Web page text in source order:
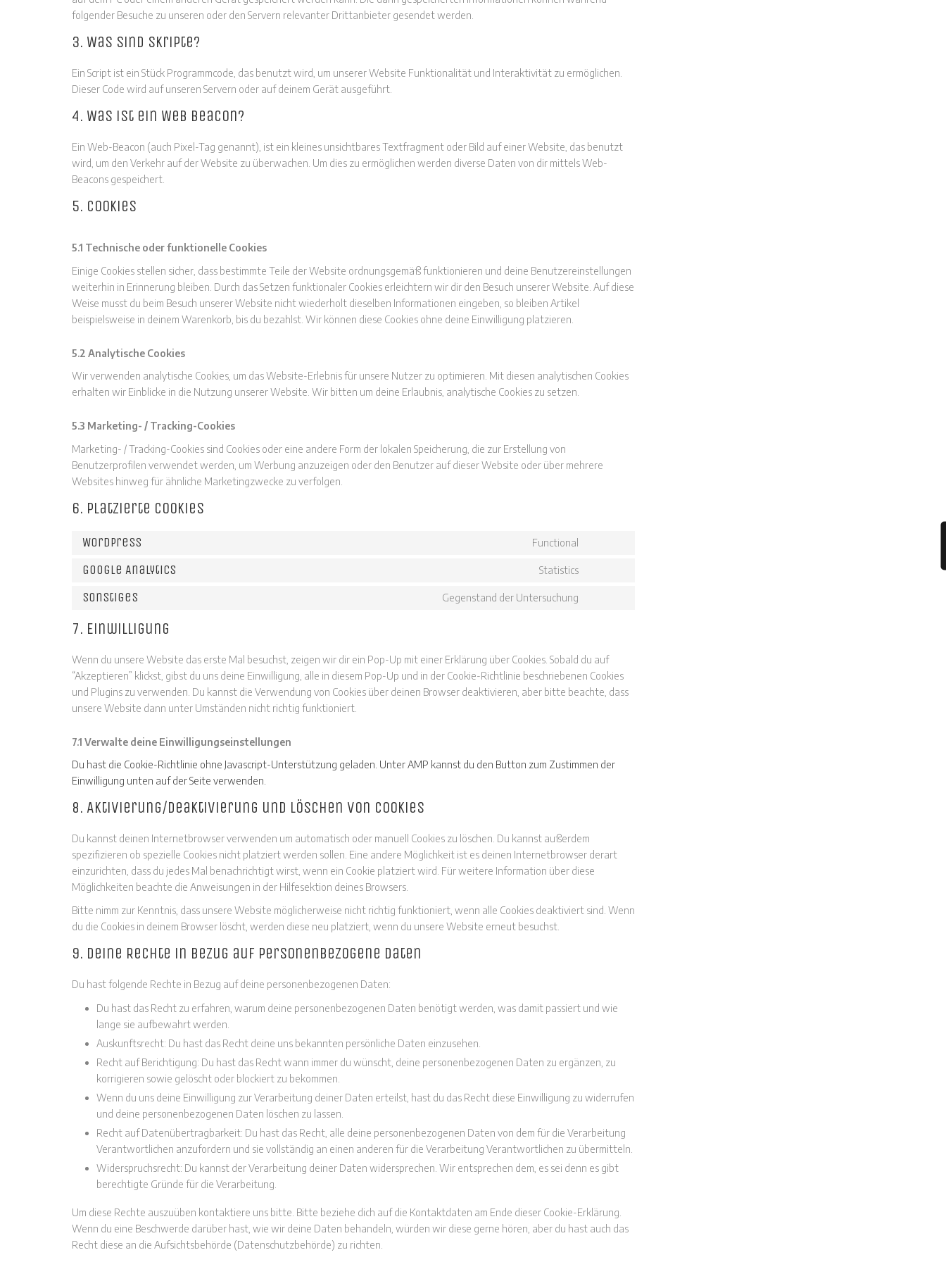
folgender Besuche zu unseren oder den Servern relevanter Drittanbieter gesendet werden.
3. Was sind Skripte?
Ein Script ist ein Stück Programmcode, das benutzt wird, um unserer Website Funktionalität und Interaktivität zu ermöglichen.
Dieser Code wird auf unseren Servern oder auf deinem Gerät ausgeführt.
4. Was ist ein Web Beacon?
Ein Web-Beacon (auch Pixel-Tag genannt), ist ein kleines unsichtbares Textfragment oder Bild auf einer Website, das benutzt
wird, um den Verkehr auf der Website zu überwachen. Um dies zu ermöglichen werden diverse Daten von dir mittels Web-
Beacons gespeichert.
5. Cookies
5.1 Technische oder funktionelle Cookies
Einige Cookies stellen sicher, dass bestimmte Teile der Website ordnungsgemäß funktionieren und deine Benutzereinstellungen
weiterhin in Erinnerung bleiben. Durch das Setzen funktionaler Cookies erleichtern wir dir den Besuch unserer Website. Auf diese
Weise musst du beim Besuch unserer Website nicht wiederholt dieselben Informationen eingeben, so bleiben Artikel
beispielsweise in deinem Warenkorb, bis du bezahlst. Wir können diese Cookies ohne deine Einwilligung platzieren.
5.2 Analytische Cookies
Wir verwenden analytische Cookies, um das Website-Erlebnis für unsere Nutzer zu optimieren. Mit diesen analytischen Cookies
erhalten wir Einblicke in die Nutzung unserer Website. Wir bitten um deine Erlaubnis, analytische Cookies zu setzen.
5.3 Marketing- / Tracking-Cookies
Marketing- / Tracking-Cookies sind Cookies oder eine andere Form der lokalen Speicherung, die zur Erstellung von
Benutzerprofilen verwendet werden, um Werbung anzuzeigen oder den Benutzer auf dieser Website oder über mehrere
Websites hinweg für ähnliche Marketingzwecke zu verfolgen.
6. Platzierte Cookies
WordPress Functional
Google Analytics Statistics
Sonstiges Gegenstand der Untersuchung
7. Einwilligung
Wenn du unsere Website das erste Mal besuchst, zeigen wir dir ein Pop-Up mit einer Erklärung über Cookies. Sobald du auf
“Akzeptieren” klickst, gibst du uns deine Einwilligung, alle in diesem Pop-Up und in der Cookie-Richtlinie beschriebenen Cookies
und Plugins zu verwenden. Du kannst die Verwendung von Cookies über deinen Browser deaktivieren, aber bitte beachte, dass
unsere Website dann unter Umständen nicht richtig funktioniert.
7.1 Verwalte deine Einwilligungseinstellungen
Du hast die Cookie-Richtlinie ohne Javascript-Unterstützung geladen. Unter AMP kannst du den Button zum Zustimmen der
Einwilligung unten auf der Seite verwenden.
8. Aktivierung/Deaktivierung und Löschen von Cookies
Du kannst deinen Internetbrowser verwenden um automatisch oder manuell Cookies zu löschen. Du kannst außerdem
spezifizieren ob spezielle Cookies nicht platziert werden sollen. Eine andere Möglichkeit ist es deinen Internetbrowser derart
einzurichten, dass du jedes Mal benachrichtigt wirst, wenn ein Cookie platziert wird. Für weitere Information über diese
Möglichkeiten beachte die Anweisungen in der Hilfesektion deines Browsers.
Bitte nimm zur Kenntnis, dass unsere Website möglicherweise nicht richtig funktioniert, wenn alle Cookies deaktiviert sind. Wenn
du die Cookies in deinem Browser löscht, werden diese neu platziert, wenn du unsere Website erneut besuchst.
9. Deine Rechte in Bezug auf personenbezogene Daten
Du hast folgende Rechte in Bezug auf deine personenbezogenen Daten:
Du hast das Recht zu erfahren, warum deine personenbezogenen Daten benötigt werden, was damit passiert und wie
lange sie aufbewahrt werden.
Auskunftsrecht: Du hast das Recht deine uns bekannten persönliche Daten einzusehen.
Recht auf Berichtigung: Du hast das Recht wann immer du wünscht, deine personenbezogenen Daten zu ergänzen, zu
korrigieren sowie gelöscht oder blockiert zu bekommen.
Wenn du uns deine Einwilligung zur Verarbeitung deiner Daten erteilst, hast du das Recht diese Einwilligung zu widerrufen
und deine personenbezogenen Daten löschen zu lassen.
Recht auf Datenübertragbarkeit: Du hast das Recht, alle deine personenbezogenen Daten von dem für die Verarbeitung
Verantwortlichen anzufordern und sie vollständig an einen anderen für die Verarbeitung Verantwortlichen zu übermitteln.
Widerspruchsrecht: Du kannst der Verarbeitung deiner Daten widersprechen. Wir entsprechen dem, es sei denn es gibt
berechtigte Gründe für die Verarbeitung.
Um diese Rechte auszuüben kontaktiere uns bitte. Bitte beziehe dich auf die Kontaktdaten am Ende dieser Cookie-Erklärung.
Wenn du eine Beschwerde darüber hast, wie wir deine Daten behandeln, würden wir diese gerne hören, aber du hast auch das
Recht diese an die Aufsichtsbehörde (Datenschutzbehörde) zu richten.
adress
nukava – new digital coverings
Am Wiestebruch 68-70
28870 Ottersberg
Germany
write us an email
info(at)nukava.com